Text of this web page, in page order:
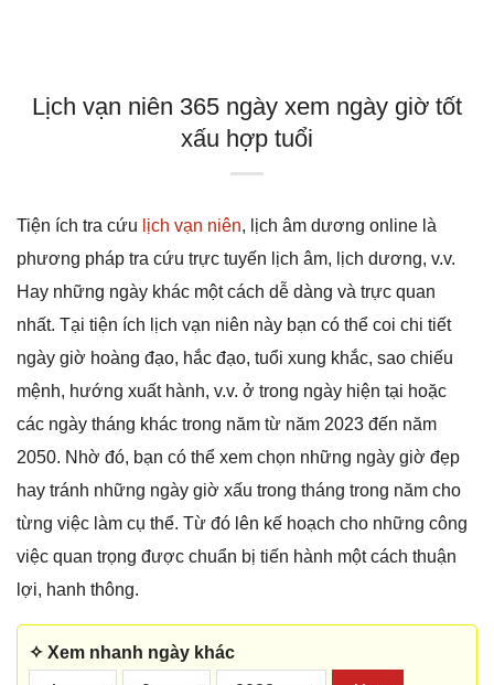
Lịch vạn niên 365 ngày xem ngày giờ tốt
xấu hợp tuổi
Tiện ích tra cứu lịch vạn niên, lịch âm dương online là
phương pháp tra cứu trực tuyến lịch âm, lịch dương, v.v.
Hay những ngày khác một cách dễ dàng và trực quan
nhất. Tại tiện ích lịch vạn niên này bạn có thể coi chi tiết
ngày giờ hoàng đạo, hắc đạo, tuổi xung khắc, sao chiếu
mệnh, hướng xuất hành, v.v. ở trong ngày hiện tại hoặc
các ngày tháng khác trong năm từ năm 2023 đến năm
2050. Nhờ đó, bạn có thể xem chọn những ngày giờ đẹp
hay tránh những ngày giờ xấu trong tháng trong năm cho
từng việc làm cụ thể. Từ đó lên kế hoạch cho những công
việc quan trọng được chuẩn bị tiến hành một cách thuận
lợi, hanh thông.
✧ Xem nhanh ngày khác